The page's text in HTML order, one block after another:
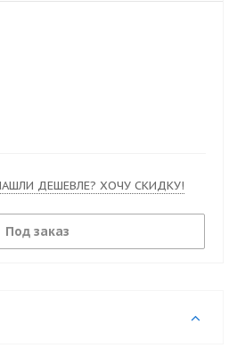
ДЕШЕВЛЕ? ХОЧУ СКИДКУ!
Под заказ